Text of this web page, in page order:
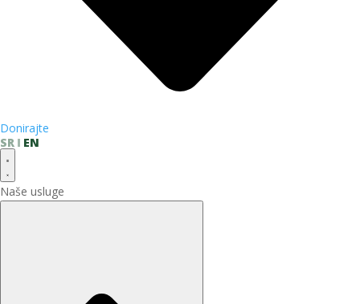
Donirajte
SR
EN
Naše usluge